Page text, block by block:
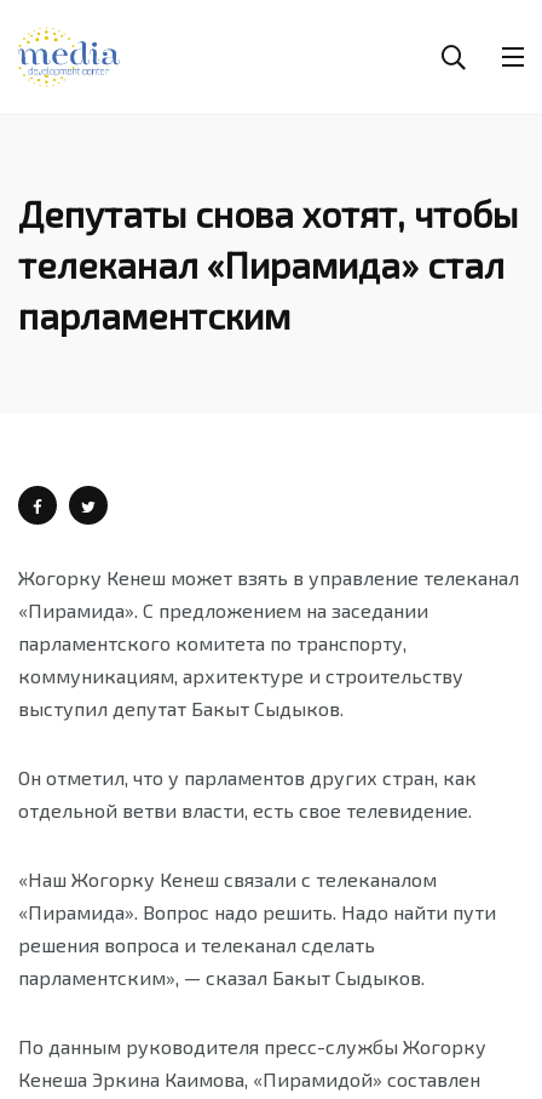
Депутаты снова хотят, чтобы
телеканал «Пирамида» стал
парламентским
Жогорку Кенеш может взять в управление телеканал
«Пирамида». С предложением на заседании
парламентского комитета по транспорту,
коммуникациям, архитектуре и строительству
выступил депутат Бакыт Сыдыков.
Он отметил, что у парламентов других стран, как
отдельной ветви власти, есть свое телевидение.
«Наш Жогорку Кенеш связали с телеканалом
«Пирамида». Вопрос надо решить. Надо найти пути
решения вопроса и телеканал сделать
парламентским», — сказал Бакыт Сыдыков.
По данным руководителя пресс-службы Жогорку
Кенеша Эркина Каимова, «Пирамидой» составлен